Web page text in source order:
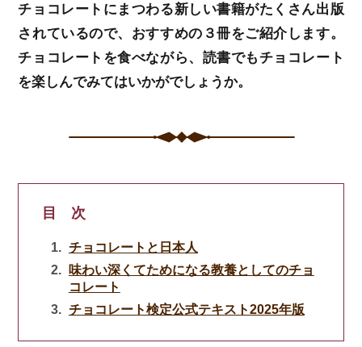
チョコレートにまつわる新しい書籍がたくさん出版
されているので、おすすめの３冊をご紹介します。
チョコレートを食べながら、読書でもチョコレート
を楽しんでみてはいかがでしょうか。
目 次
チョコレートと日本人
味わい深くてためになる教養としてのチョ
コレート
チョコレート検定公式テキスト2025年版